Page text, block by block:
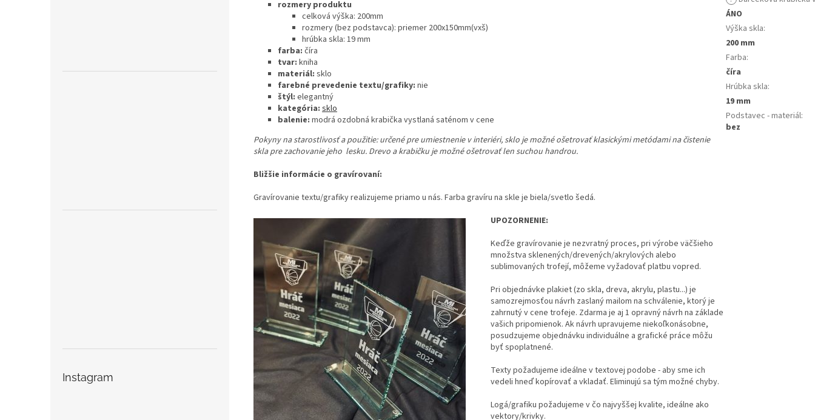
Instagram
rozmery produktu
celková výška: 200mm
rozmery (bez podstavca): priemer 200x150mm(vxš)
hrúbka skla: 19 mm
farba: číra
tvar: kniha
materiál: sklo
farebné prevedenie textu/grafiky: nie
štýl: elegantný
kategória: sklo
balenie: modrá ozdobná krabička vystlaná saténom v cene
Pokyny na starostlivosť a použitie: určené pre umiestnenie v interiéri, sklo je možné ošetrovať klasickými metódami na čistenie
skla pre zachovanie jeho lesku. Drevo a krabičku je možné ošetrovať len suchou handrou.
Bližšie informácie o gravírovaní:
Gravírovanie textu/grafiky realizujeme priamo u nás. Farba gravíru na skle je biela/svetlo šedá.
UPOZORNENIE:
Keďže gravírovanie je nezvratný proces, pri výrobe väčšieho
množstva sklenených/drevených/akrylových alebo
sublimovaných trofejí, môžeme vyžadovať platbu vopred.
Pri objednávke plakiet (zo skla, dreva, akrylu, plastu...) je
samozrejmosťou návrh zaslaný mailom na schválenie, ktorý je
zahrnutý v cene trofeje. Zdarma je aj 1 opravný návrh na základe
vašich pripomienok. Ak návrh upravujeme niekoľkonásobne,
posudzujeme objednávku individuálne a grafické práce môžu
byť spoplatnené.
Texty požadujeme ideálne v textovej podobe - aby sme ich
vedeli hneď kopírovať a vkladať. Eliminujú sa tým možné chyby.
Logá/grafiku požadujeme v čo najvyššej kvalite, ideálne ako
vektory/krivky.
ÁNO
Výška skla:
200 mm
Farba:
číra
Hrúbka skla:
19 mm
Podstavec - materiál:
bez